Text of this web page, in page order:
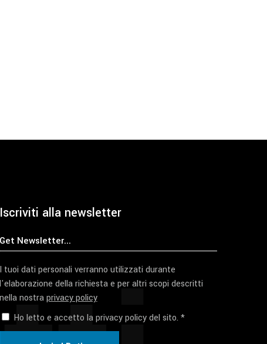
Iscriviti alla newsletter
I tuoi dati personali verranno utilizzati durante
l'elaborazione della richiesta e per altri scopi descritti
nella nostraprivacy policy
Ho letto e accetto la privacy policy del sito. *